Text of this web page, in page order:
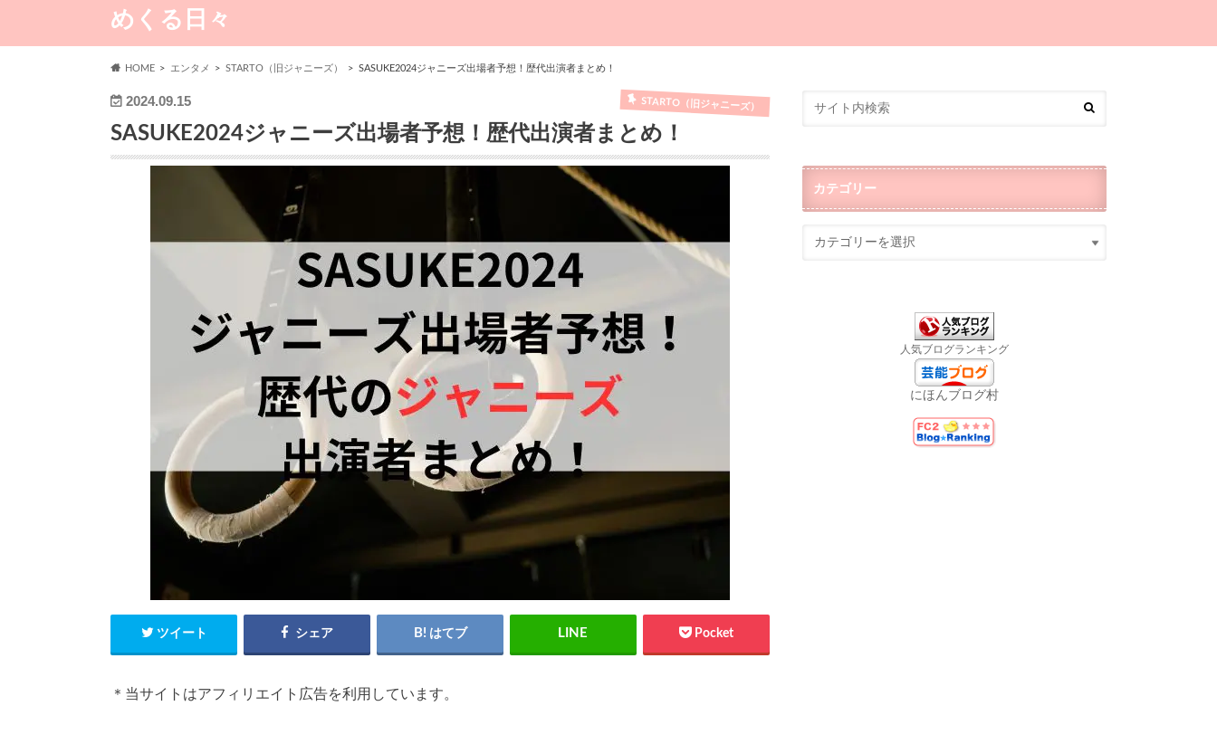
めくる日々
HOME エンタメ STARTO（旧ジャニーズ） SASUKE2024ジャニーズ出場者予想！歴代出演者まとめ！
2024.09.15 STARTO（旧ジャニーズ）
SASUKE2024ジャニーズ出場者予想！歴代出演者まとめ！
ツイート シェア はてブ Pocket
＊当サイトはアフィリエイト広告を利用しています。
カテゴリー
人気ブログランキング
にほんブログ村